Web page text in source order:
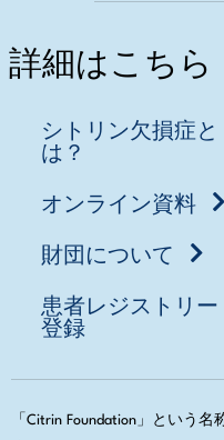
詳細はこちら
シトリン欠損症と
は？
オンライン資料
財団について
患者レジストリー
登録
「Citrin Foundation」という